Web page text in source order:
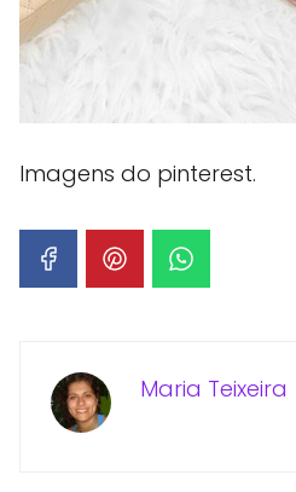
Imagens do pinterest.
Maria Teixeira